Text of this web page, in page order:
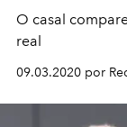
O casal
real
09.03.2020 por